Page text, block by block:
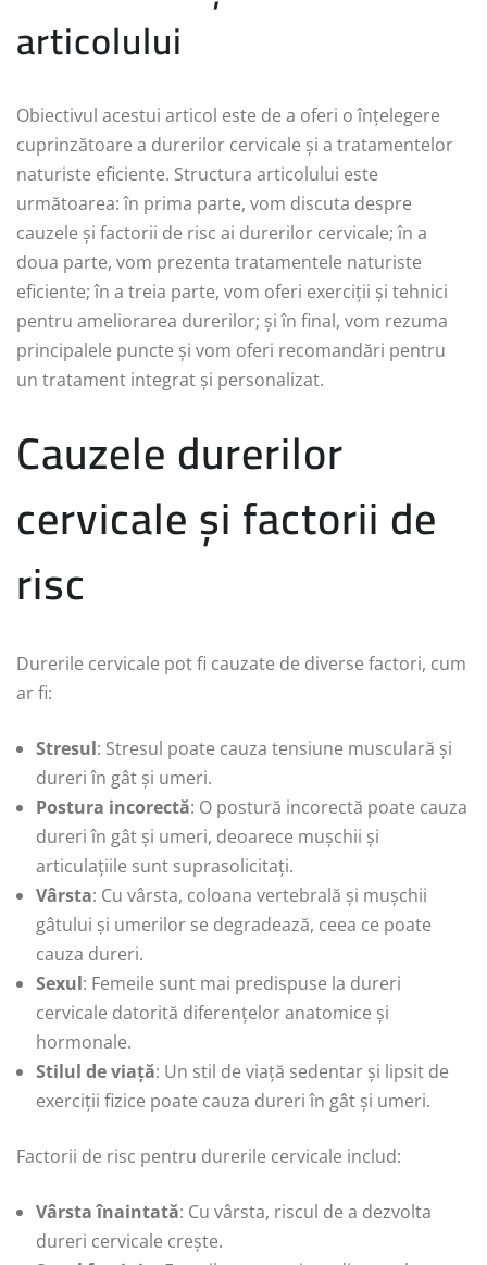
articolului
Obiectivul acestui articol este de a oferi o înțelegere
cuprinzătoare a durerilor cervicale și a tratamentelor
naturiste eficiente. Structura articolului este
următoarea: în prima parte, vom discuta despre
cauzele și factorii de risc ai durerilor cervicale; în a
doua parte, vom prezenta tratamentele naturiste
eficiente; în a treia parte, vom oferi exerciții și tehnici
pentru ameliorarea durerilor; și în final, vom rezuma
principalele puncte și vom oferi recomandări pentru
un tratament integrat și personalizat.
Cauzele durerilor
cervicale și factorii de
risc
Durerile cervicale pot fi cauzate de diverse factori, cum
ar fi:
Stresul: Stresul poate cauza tensiune musculară și
dureri în gât și umeri.
Postura incorectă: O postură incorectă poate cauza
dureri în gât și umeri, deoarece mușchii și
articulațiile sunt suprasolicitați.
Vârsta: Cu vârsta, coloana vertebrală și mușchii
gâtului și umerilor se degradează, ceea ce poate
cauza dureri.
Sexul: Femeile sunt mai predispuse la dureri
cervicale datorită diferențelor anatomice și
hormonale.
Stilul de viață: Un stil de viață sedentar și lipsit de
exerciții fizice poate cauza dureri în gât și umeri.
Factorii de risc pentru durerile cervicale includ:
Vârsta înaintată: Cu vârsta, riscul de a dezvolta
dureri cervicale crește.